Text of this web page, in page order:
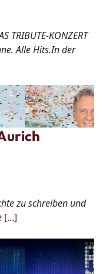
TRIBUTE-KONZERT
Alle Hits.In der
zu schreiben und
[...]